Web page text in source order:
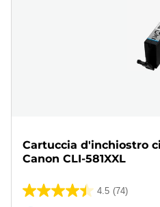
Cartuccia d'inchiostro
Canon CLI-581XXL
4.5 (74)
4.5